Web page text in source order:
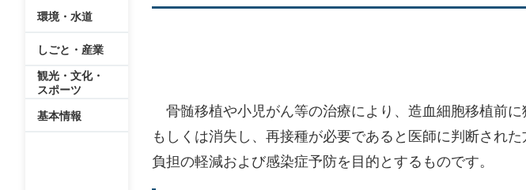
環境・水道
しごと・産業
観光・文化・
スポーツ
基本情報
骨髄移植や小児がん等の治療により、造血細胞移植前
もしくは消失し、再接種が必要であると医師に判断され
負担の軽減および感染症予防を目的とするものです。